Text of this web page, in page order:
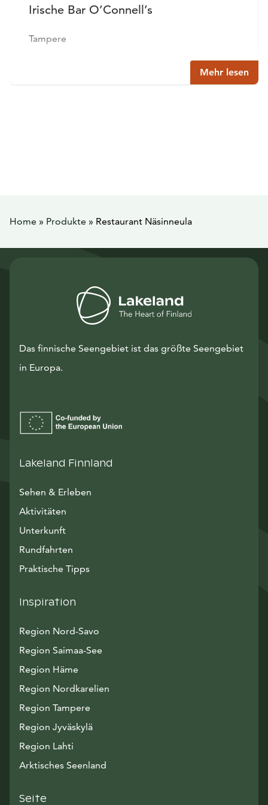
Irische Bar O’Connell’s
Tampere
Mehr lesen
Home » Produkte » Restaurant Näsinneula
Das finnische Seengebiet ist das größte Seengebiet
in Europa.
Lakeland Finnland
Sehen & Erleben
Aktivitäten
Unterkunft
Rundfahrten
Praktische Tipps
Inspiration
Region Nord-Savo
Region Saimaa-See
Region Häme
Region Nordkarelien
Region Tampere
Region Jyväskylä
Region Lahti
Arktisches Seenland
Seite